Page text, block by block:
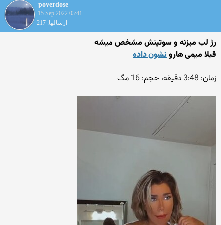
poverdose
15 Sep 2022 03:41
ارسالها: 217
رژ لب میزنه و سوتینش مشخص میشه
قبلا میمی هارونشون داده
زمان: 3:48 دقیقه، حجم: 16 مگ